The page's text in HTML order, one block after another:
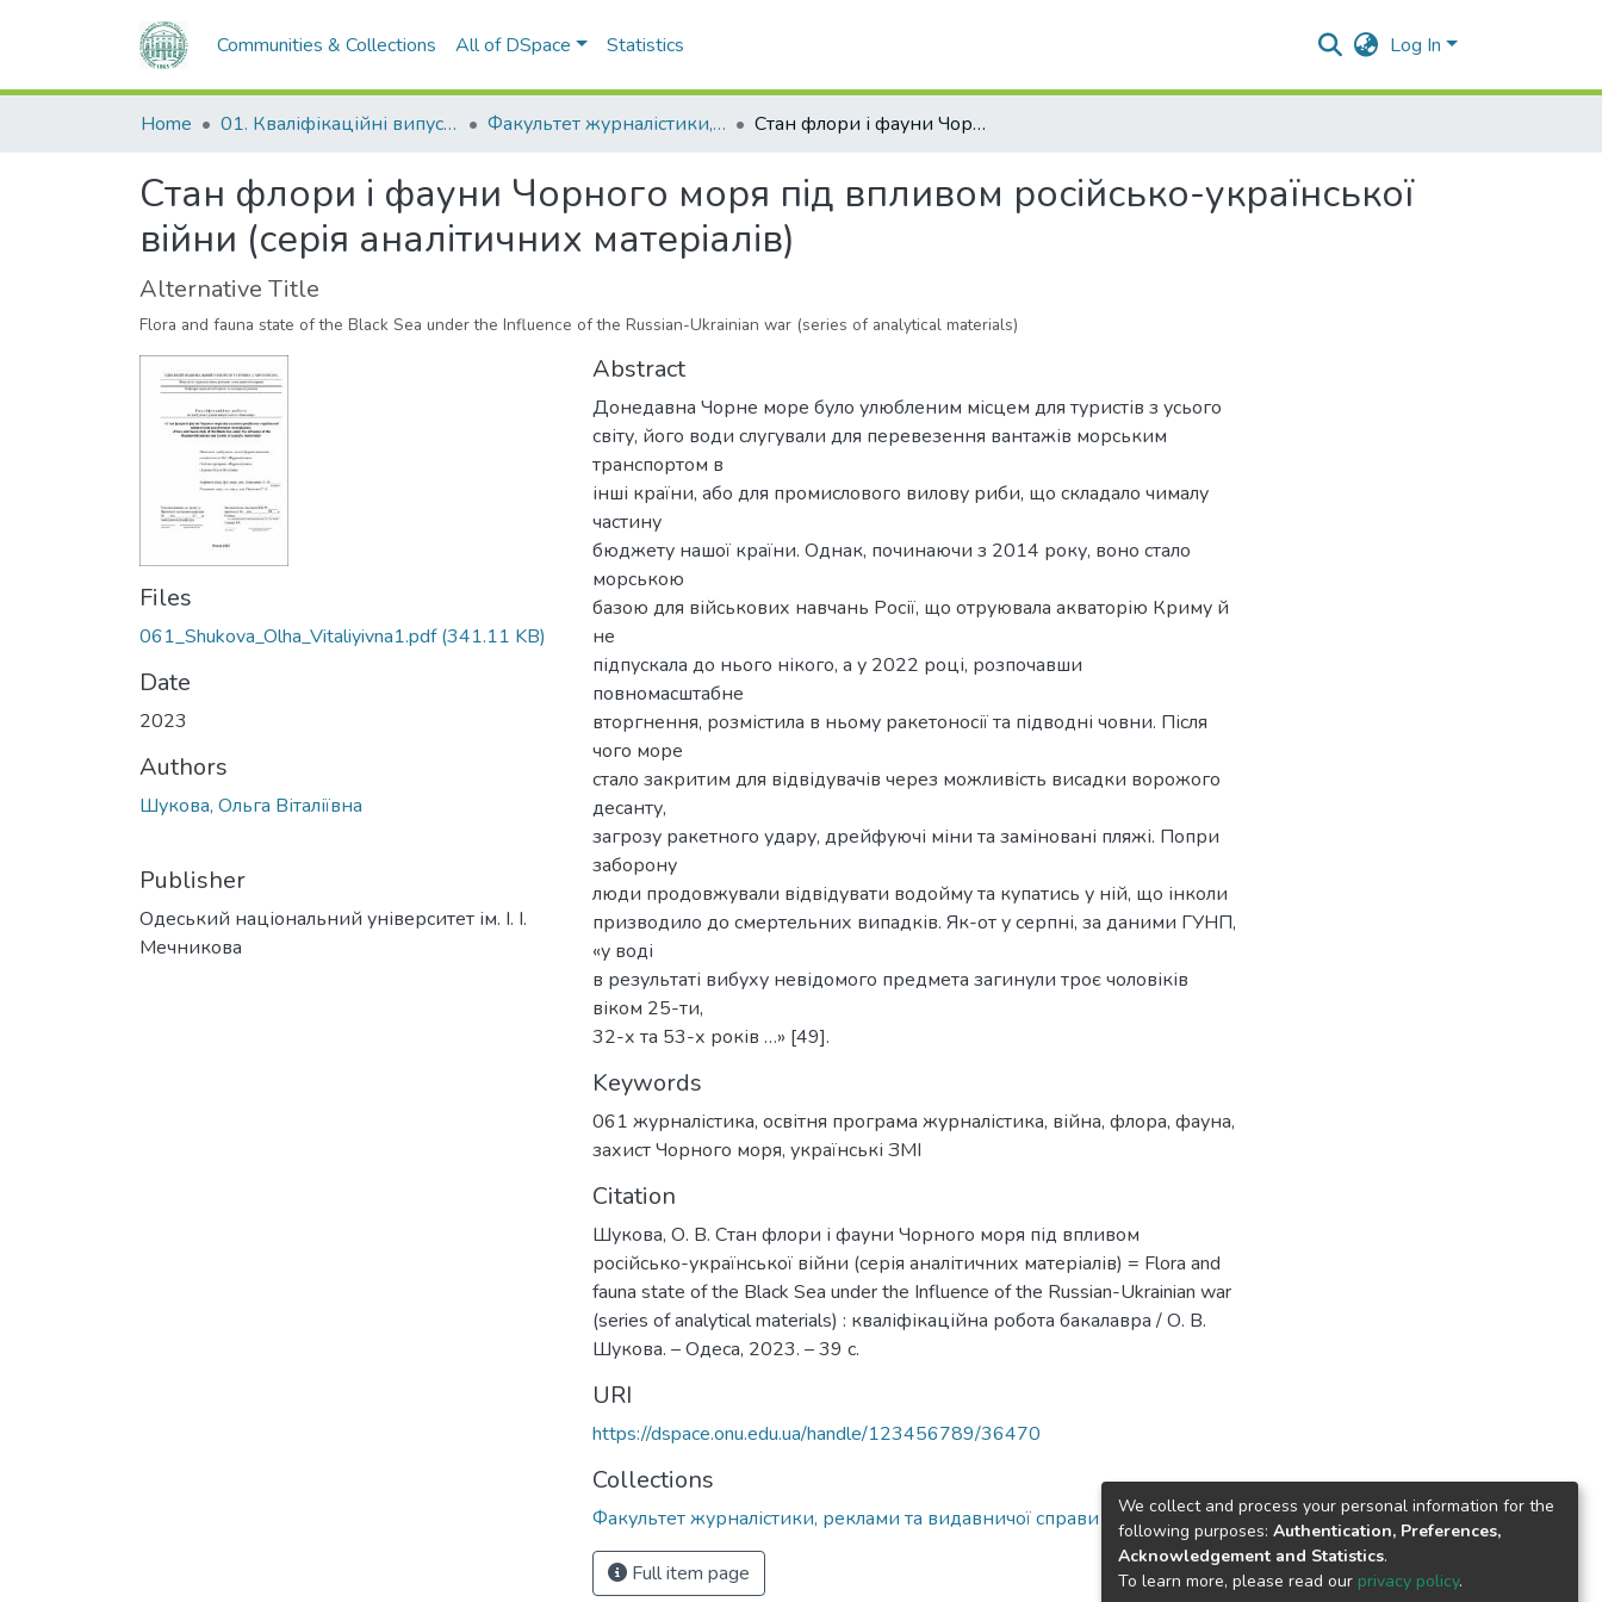
Communities & Collections All of DSpace Statistics Log In
Home 01. Кваліфікаційні випускні роботи здобувачів вищої освіти Факультет журналістики, реклами та видавничої справи Стан флори і фауни Чорного моря під впливом російсько-української війни (серія аналітичних матеріалів)
Стан флори і фауни Чорного моря під впливом російсько-української
війни (серія аналітичних матеріалів)
Alternative Title
Flora and fauna state of the Black Sea under the Influence of the Russian-Ukrainian war (series of analytical materials)
Files
061_Shukova_Olha_Vitaliyivna1.pdf(341.11 KB)
Date
2023
Authors
Шукова, Ольга Віталіївна
Publisher
Одеський національний університет ім. І. І.
Мечникова
Abstract
Донедавна Чорне море було улюбленим місцем для туристів з усього
світу, його води слугували для перевезення вантажів морським
транспортом в
інші країни, або для промислового вилову риби, що складало чималу
частину
бюджету нашої країни. Однак, починаючи з 2014 року, воно стало
морською
базою для військових навчань Росії, що отруювала акваторію Криму й
не
підпускала до нього нікого, а у 2022 році, розпочавши
повномасштабне
вторгнення, розмістила в ньому ракетоносії та підводні човни. Після
чого море
стало закритим для відвідувачів через можливість висадки ворожого
десанту,
загрозу ракетного удару, дрейфуючі міни та заміновані пляжі. Попри
заборону
люди продовжували відвідувати водойму та купатись у ній, що інколи
призводило до смертельних випадків. Як-от у серпні, за даними ГУНП,
«у воді
в результаті вибуху невідомого предмета загинули троє чоловіків
віком 25-ти,
32-х та 53-х років …» [49].
Keywords
061 журналістика, освітня програма журналістика, війна, флора, фауна,
захист Чорного моря, українські ЗМІ
Citation
Шукова, О. В. Стан флори і фауни Чорного моря під впливом
російсько-української війни (серія аналітичних матеріалів) = Flora and
fauna state of the Black Sea under the Influence of the Russian-Ukrainian war
(series of analytical materials) : кваліфікаційна робота бакалавра / О. В.
Шукова. – Одеса, 2023. – 39 с.
URI
https://dspace.onu.edu.ua/handle/123456789/36470
Collections
Факультет журналістики, реклами та видавничої справи
Full item page
We collect and process your personal information for the
following purposes: Authentication, Preferences,
Acknowledgement and Statistics.
To learn more, please read our privacy policy.